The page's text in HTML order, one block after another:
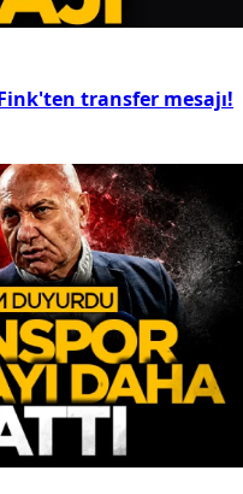
transfer mesajı!